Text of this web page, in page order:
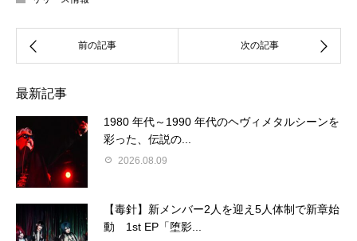
最新記事
1980 年代～1990 年代のヘヴィメタルシーンを
彩った、伝説の...
2026.08.09
【毒針】新メンバー2人を迎え5人体制で新章始
動 1st EP「堕影...